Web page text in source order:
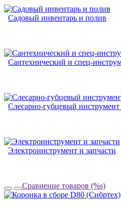
Садовый инвентарь и полив
Сантехнический и спец-
Слесарно-губцевый инструмент
Электроинструмент и запчасти
Сравнение товаров (%s)